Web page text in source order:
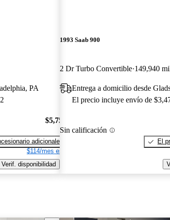
PA
$5,758
adicionales
$114/mes est.
Verif. disponibilidad
1993 Saab 900
2 Dr Turbo Convertible 149,940
Entrega a domicilio desde
El precio incluye envío de
Sin calificación
El